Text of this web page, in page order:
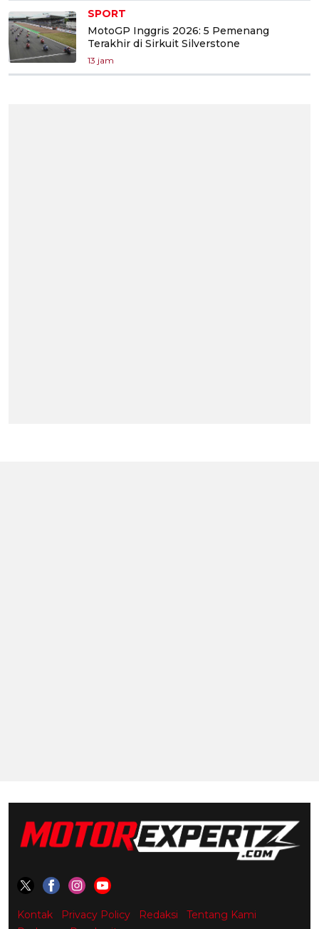
SPORT
MotoGP Inggris 2026: 5 Pemenang
Terakhir di Sirkuit Silverstone
13 jam
Kontak Privacy Policy Redaksi
Tentang Kami